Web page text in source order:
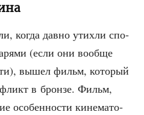
когда дав­но утих­ли спо­
(если они вооб­ще
вышел фильм, кото­рый
в брон­зе. Фильм,
осо­бен­но­сти кине­ма­то­